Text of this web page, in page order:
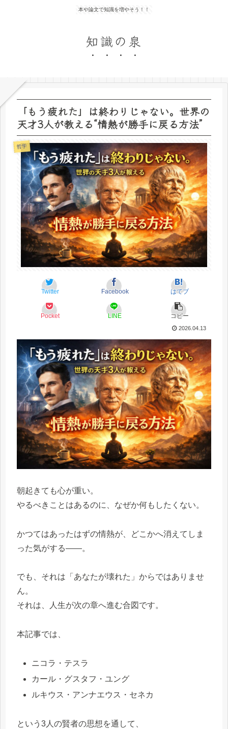
本や論文で知識を増やそう！！
知識の泉
「もう疲れた」は終わりじゃない。世界の
天才3人が教える“情熱が勝手に戻る方法”
哲学
Twitter Facebook はてブ
Pocket LINE コピー
2026.04.13
朝起きても心が重い。
やるべきことはあるのに、なぜか何もしたくない。
かつてはあったはずの情熱が、どこかへ消えてしま
った気がする――。
でも、それは「あなたが壊れた」からではありませ
ん。
それは、人生が次の章へ進む合図です。
本記事では、
ニコラ・テスラ
カール・グスタフ・ユング
ルキウス・アンナエウス・セネカ
という3人の賢者の思想を通して、